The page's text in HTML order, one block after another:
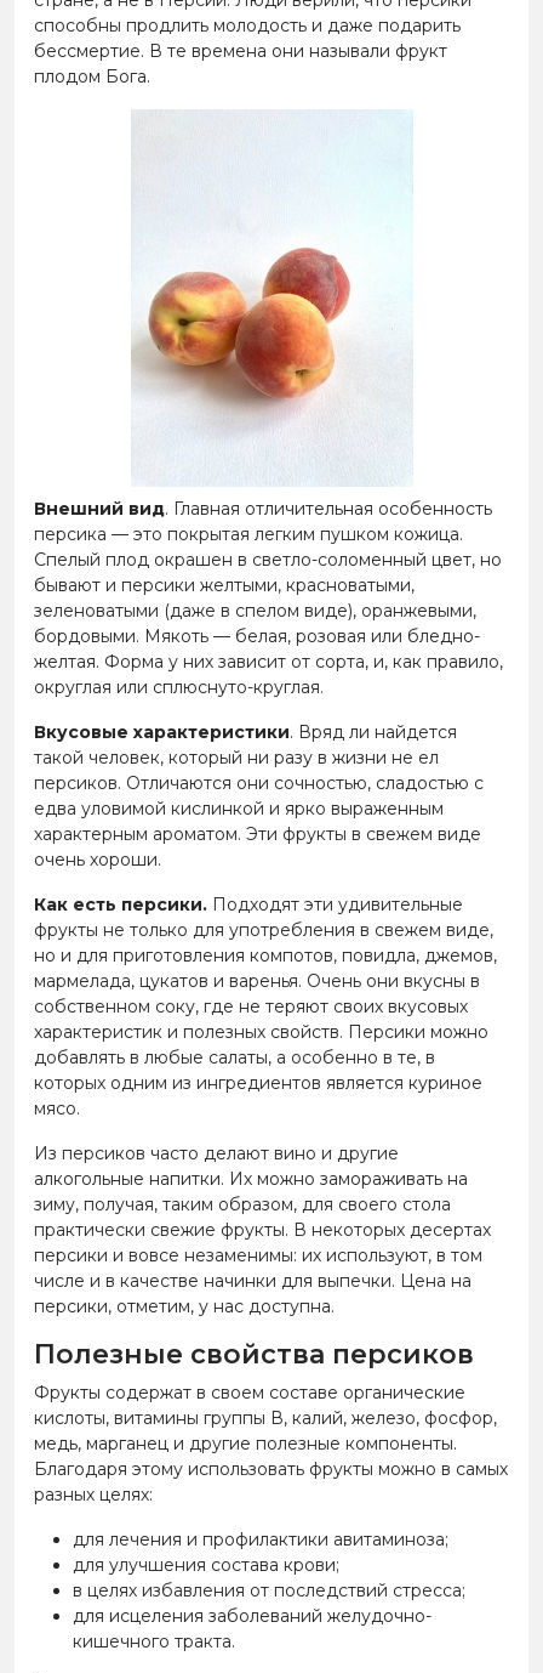
способны продлить молодость и даже подарить
бессмертие. В те времена они называли фрукт
плодом Бога.
Внешний вид. Главная отличительная особенность
персика — это покрытая легким пушком кожица.
Спелый плод окрашен в светло-соломенный цвет, но
бывают и персики желтыми, красноватыми,
зеленоватыми (даже в спелом виде), оранжевыми,
бордовыми. Мякоть — белая, розовая или бледно-
желтая. Форма у них зависит от сорта, и, как правило,
округлая или сплюснуто-круглая.
Вкусовые характеристики. Вряд ли найдется
такой человек, который ни разу в жизни не ел
персиков. Отличаются они сочностью, сладостью с
едва уловимой кислинкой и ярко выраженным
характерным ароматом. Эти фрукты в свежем виде
очень хороши.
Как есть персики. Подходят эти удивительные
фрукты не только для употребления в свежем виде,
но и для приготовления компотов, повидла, джемов,
мармелада, цукатов и варенья. Очень они вкусны в
собственном соку, где не теряют своих вкусовых
характеристик и полезных свойств. Персики можно
добавлять в любые салаты, а особенно в те, в
которых одним из ингредиентов является куриное
мясо.
Из персиков часто делают вино и другие
алкогольные напитки. Их можно замораживать на
зиму, получая, таким образом, для своего стола
практически свежие фрукты. В некоторых десертах
персики и вовсе незаменимы: их используют, в том
числе и в качестве начинки для выпечки. Цена на
персики, отметим, у нас доступна.
Полезные свойства персиков
Фрукты содержат в своем составе органические
кислоты, витамины группы В, калий, железо, фосфор,
медь, марганец и другие полезные компоненты.
Благодаря этому использовать фрукты можно в самых
разных целях:
для лечения и профилактики авитаминоза;
для улучшения состава крови;
в целях избавления от последствий стресса;
для исцеления заболеваний желудочно-
кишечного тракта.